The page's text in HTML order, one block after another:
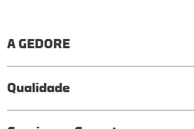
A GEDORE
Qualidade